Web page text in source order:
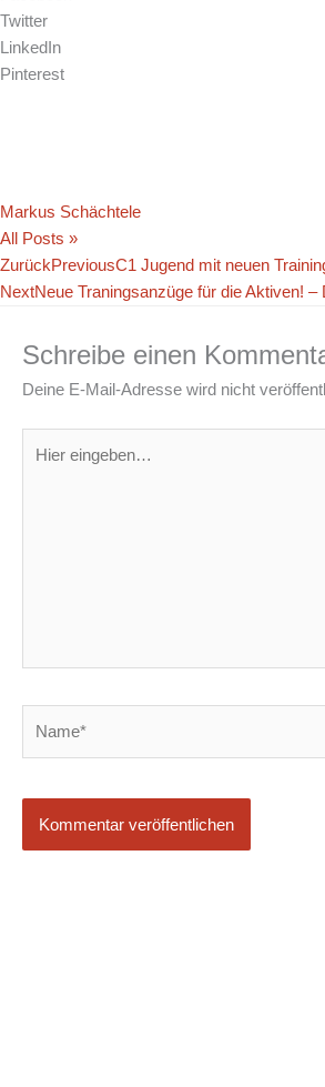
Twitter
LinkedIn
Pinterest
Markus Schächtele
All Posts »
ZurückPreviousC1 Jugend mit neuen
NextNeue Traningsanzüge für die Aktiven!
Schreibe einen
Deine E-Mail-Adresse wird nicht
eingeben…